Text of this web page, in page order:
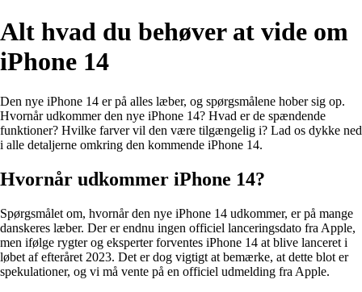
Alt hvad du behøver at vide om
iPhone 14
Den nye iPhone 14 er på alles læber, og spørgsmålene hober sig op.
Hvornår udkommer den nye iPhone 14? Hvad er de spændende
funktioner? Hvilke farver vil den være tilgængelig i? Lad os dykke ned
i alle detaljerne omkring den kommende iPhone 14.
Hvornår udkommer iPhone 14?
Spørgsmålet om, hvornår den nye iPhone 14 udkommer, er på mange
danskeres læber. Der er endnu ingen officiel lanceringsdato fra Apple,
men ifølge rygter og eksperter forventes iPhone 14 at blive lanceret i
løbet af efteråret 2023. Det er dog vigtigt at bemærke, at dette blot er
spekulationer, og vi må vente på en officiel udmelding fra Apple.